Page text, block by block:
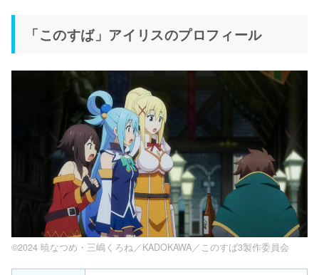
「このすば」アイリスのプロフィール
©2024 暁なつめ・三嶋くろね／KADOKAWA／このすば3製作委員会